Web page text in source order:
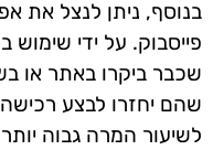
בנוסף, ניתן לנצל את
פייסבוק. על ידי שימוש
שכבר ביקרו באתר או
שהם יחזרו לבצע
לשיעור המרה גבוה